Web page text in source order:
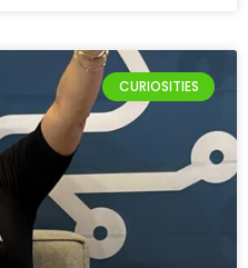
CURIOSITIES